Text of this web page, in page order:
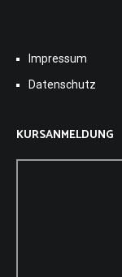
Impressum
Datenschutz
KURSANMELDUNG